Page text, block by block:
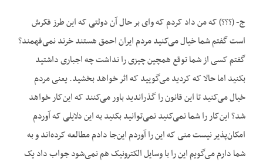
ج- (؟؟؟) که من داد کردم که وای بر حال آن دولتی که این طرز فکرش
است گفتم شما خیال می‌کنید مردم ایران احمق هستند خرند نمی‌فهمند؟
گفتم کسی از شما توقع همچین چیزی را نداشت چه اجباری داشتید
بکنید اما حالا که کردید می‌گویید که اثر خواهد بخشید. یعنی مردم
خیال می‌کنید تا این قانون را گذراندید باور می‌کنند که این‌کار خواهد
شد؟ این‌کار را شما نمی‌کنید نمی‌توانید بکنید به این دلایلی که آوردم
امکان‌پذیر نیست منی که این را آوردم این‌جا دادم مطالعه کرده‌اند و به
شما دارم می‌گویم این را با وسایل الکترونیک هم نمی‌شود جواب داد یک